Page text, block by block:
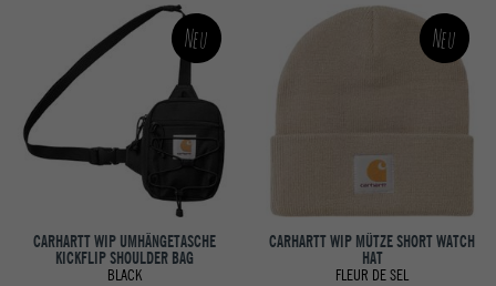
Neu
CARHARTT WIP UMHÄNGETASCHE
KICKFLIP SHOULDER BAG
BLACK
Neu
CARHARTT WIP MÜTZE SHORT WATCH
HAT
FLEUR DE SEL